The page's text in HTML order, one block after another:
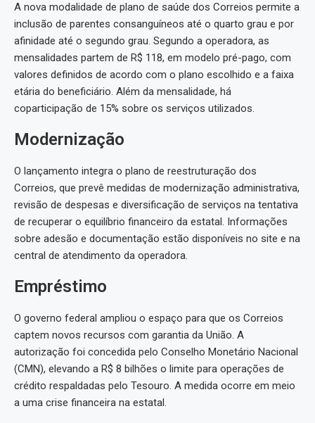
A nova modalidade de plano de saúde dos Correios permite a
inclusão de parentes consanguíneos até o quarto grau e por
afinidade até o segundo grau. Segundo a operadora, as
mensalidades partem de R$ 118, em modelo pré-pago, com
valores definidos de acordo com o plano escolhido e a faixa
etária do beneficiário. Além da mensalidade, há
coparticipação de 15% sobre os serviços utilizados.
Modernização
O lançamento integra o plano de reestruturação dos
Correios, que prevê medidas de modernização administrativa,
revisão de despesas e diversificação de serviços na tentativa
de recuperar o equilíbrio financeiro da estatal. Informações
sobre adesão e documentação estão disponíveis no site e na
central de atendimento da operadora.
Empréstimo
O governo federal ampliou o espaço para que os Correios
captem novos recursos com garantia da União. A
autorização foi concedida pelo Conselho Monetário Nacional
(CMN), elevando a R$ 8 bilhões o limite para operações de
crédito respaldadas pelo Tesouro. A medida ocorre em meio
a uma crise financeira na estatal.